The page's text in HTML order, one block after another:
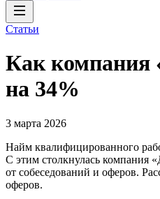
Статьи
Как компания
на 34%
3 марта 2026
Найм квалифицированного
С этим столкнулась компания
от собеседований и оферов.
оферов.